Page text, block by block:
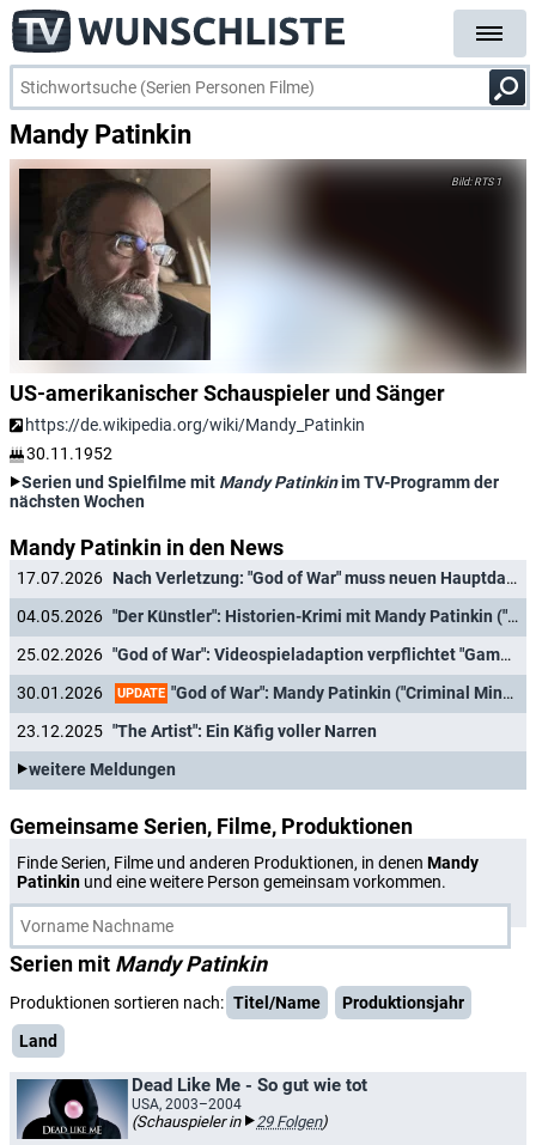
Mandy Patinkin
RTS 1
US-amerikanischer Schauspieler und Sänger
https://de.wikipedia.org/wiki/Mandy_Patinkin
30.11.1952
Serien und Spielfilme mit Mandy Patinkinim TV-Programm der
nächsten Wochen
Mandy Patinkin in den News
17.07.2026
Nach Verletzung: "God of War" muss neuen Hauptdarsteller suchen, alles neu drehen
04.05.2026
"Der Künstler": Historien-Krimi mit Mandy Patinkin ("Homeland") und Zachary Quinto ("Heroes") jetzt auch in Deutschland
25.02.2026
"God of War": Videospieladaption verpflichtet "Game of Thrones"- und "Jurassic World"-Darsteller als Bösewicht
30.01.2026
UPDATE "God of War": Mandy Patinkin ("Criminal Minds"), Ólafur Darri Ólafsson ("Trapped ") und Max Parker ("Boots") in weiter
23.12.2025 "The Artist": Ein Käfig voller Narren
weitere Meldungen
Gemeinsame Serien, Filme, Produktionen
Finde Serien, Filme und anderen Produktionen, in denen Mandy
Patinkin und eine weitere Person gemeinsam vorkommen.
Serien mit Mandy Patinkin
Produktionen sortieren nach: Titel/Name
Produktionsjahr
Land
Dead Like Me - So gut wie tot
USA, 2003–2004
(Schauspieler in 29 Folgen)